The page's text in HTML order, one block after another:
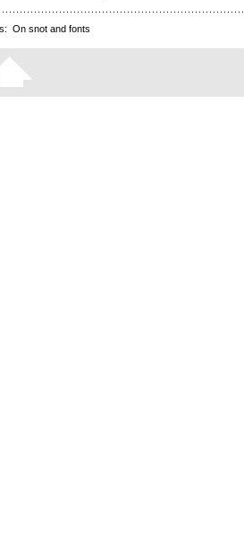
On snot and fonts